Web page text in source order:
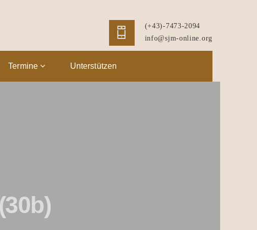
(+43)-7473-2094
info@sjm-online.org
Termine Unterstützen